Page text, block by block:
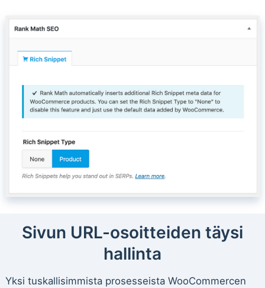
Sivun URL-osoitteiden täysi
hallinta
Yksi tuskallisimmista prosesseista WooCommercen